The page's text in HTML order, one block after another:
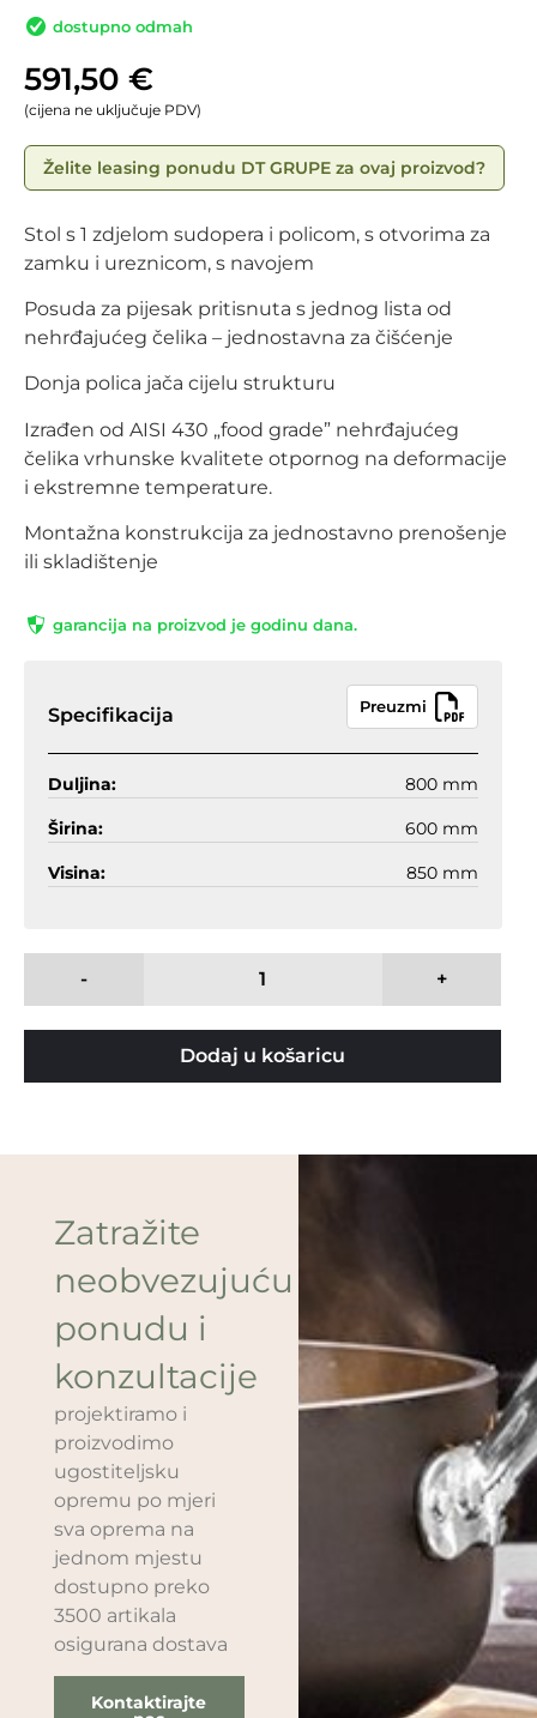
dostupno odmah
591,50 €
(cijena ne uključuje PDV)
Želite leasing ponudu DT GRUPE za ovaj proizvod?
Stol s 1 zdjelom sudopera i policom, s otvorima za
zamku i ureznicom, s navojem
Posuda za pijesak pritisnuta s jednog lista od
nehrđajućeg čelika – jednostavna za čišćenje
Donja polica jača cijelu strukturu
Izrađen od AISI 430 „food grade” nehrđajućeg
čelika vrhunske kvalitete otpornog na deformacije
i ekstremne temperature.
Montažna konstrukcija za jednostavno prenošenje
ili skladištenje
garancija na proizvod je godinu dana.
Specifikacija Preuzmi
Duljina: 800 mm
Širina: 600 mm
Visina: 850 mm
- +
Dodaj u košaricu
Zatražite
neobvezujuću
ponudu i
konzultacije
projektiramo i
proizvodimo
ugostiteljsku
opremu po mjeri
sva oprema na
jednom mjestu
dostupno preko
3500 artikala
osigurana dostava
Kontaktirajte